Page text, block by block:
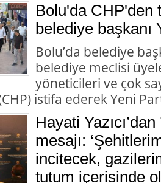
Bolu'da CHP'den
belediye başkanı
Bolu’da belediye
belediye meclisi
yöneticileri ve çok
istifa ederek Yeni
Hayati
mesajı:
incitecek,
tutum içerisinde